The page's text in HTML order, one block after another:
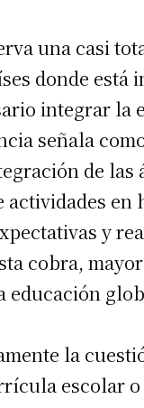
Dirección
Nombre
Apellidos
una casi
donde
integrar
señala
de
y
cobra,
educación
la
escolar